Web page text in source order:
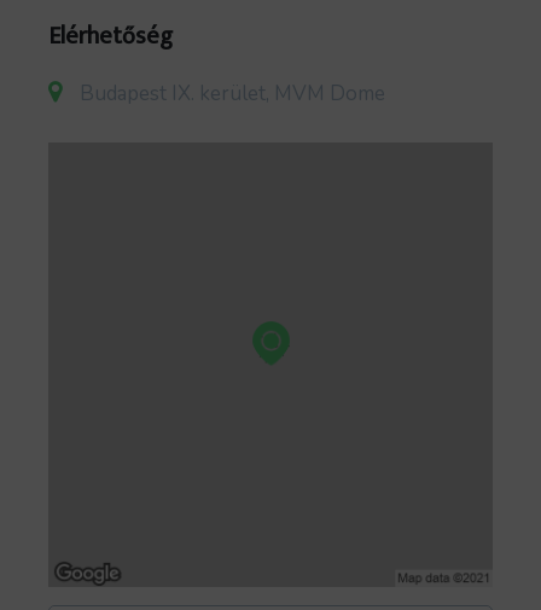
3.0 turné egy új, dinamikus korszakot képvisel,
darabjait mutatja be egy háromtagú formáció
STING 3.0 2026 EUROPEAN TOUR17-time
Grammy Award winning artist STING has added
to see Sting perform the most electrifying hits
Elérhetőség
Budapest IX. kerület, MVM Dome